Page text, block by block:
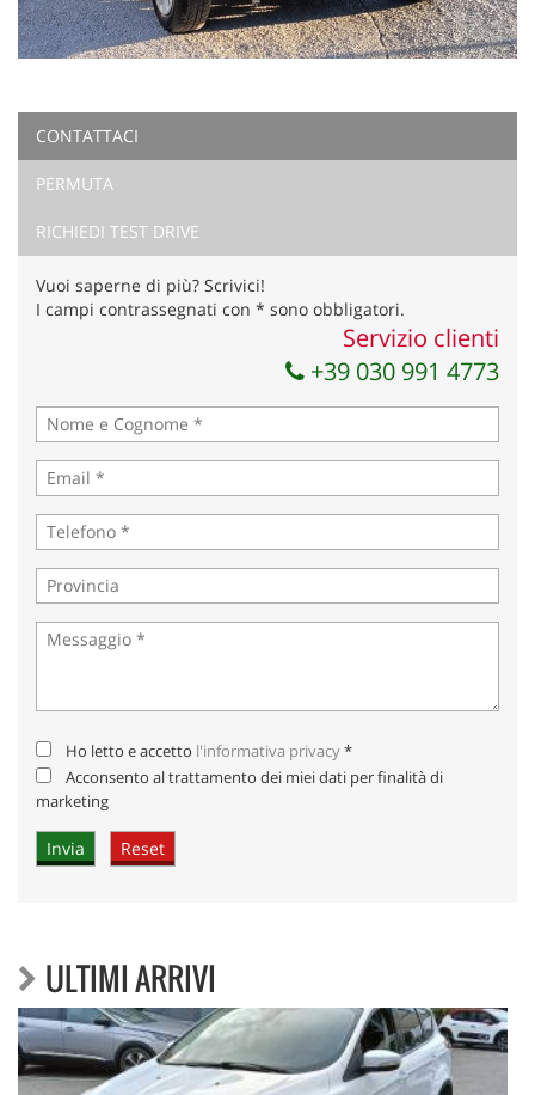
CONTATTACI
PERMUTA
RICHIEDI TEST DRIVE
Vuoi saperne di più? Scrivici!
I campi contrassegnati con * sono obbligatori.
Servizio clienti
+39 030 991 4773
Ho letto e accetto l'informativa privacy*
Acconsento al trattamento dei miei dati per finalità di
marketing
ULTIMI ARRIVI